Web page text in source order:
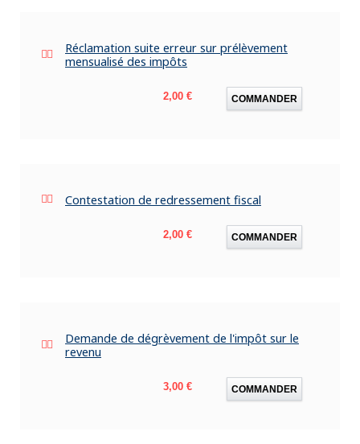
Réclamation suite erreur sur prélèvement
mensualisé des impôts
Prix
2,00 € COMMANDER
Contestation de redressement fiscal
Prix
2,00 € COMMANDER
Demande de dégrèvement de l'impôt sur le
revenu
Prix
3,00 € COMMANDER